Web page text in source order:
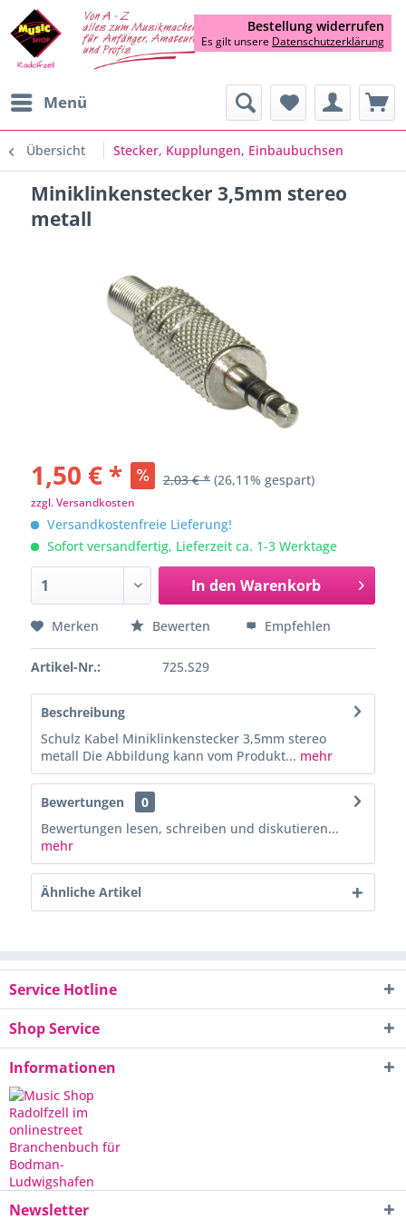
Menü
Übersicht Stecker, Kupplungen, Einbaubuchsen
Miniklinkenstecker 3,5mm stereo
metall
1,50 € * 2,03 € * (26,11% gespart)
zzgl. Versandkosten
Versandkostenfreie Lieferung!
Sofort versandfertig, Lieferzeit ca. 1-3 Werktage
In den Warenkorb
Merken Bewerten Empfehlen
Artikel-Nr.: 725.S29
Beschreibung
Schulz Kabel Miniklinkenstecker 3,5mm stereo
metall Die Abbildung kann vom Produkt... mehr
Bewertungen
0
Bewertungen lesen, schreiben und diskutieren...
mehr
Ähnliche Artikel
Service Hotline
Shop Service
Informationen
Newsletter
Bestellung widerrufen
Es gilt unsere Datenschutzerklärung